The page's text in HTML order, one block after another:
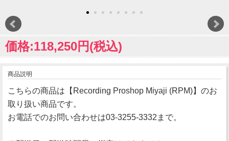
価格:118,250円(税込)
商品説明
こちらの商品は【Recording Proshop Miyaji (RPM)】のお
取り扱い商品です。
お電話でのお問い合わせは03-3255-3332まで。